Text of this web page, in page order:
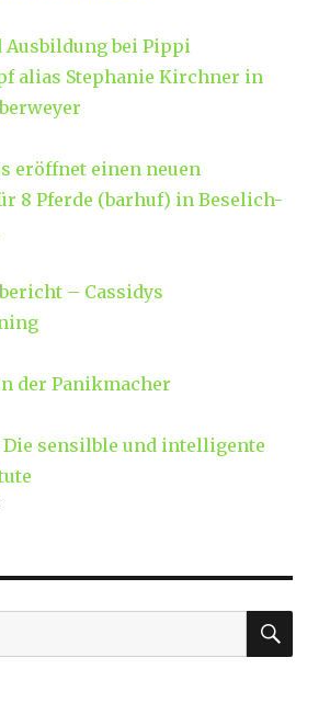
Ausbildung bei Pippi
alias Stephanie Kirchner in
eröffnet einen neuen
8 Pferde (barhuf) in Beselich-
– Cassidys
der Panikmacher
sensilble und intelligente